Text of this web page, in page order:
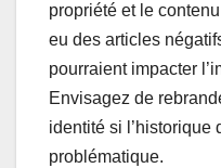
propriété et le
eu des articles
pourraient impacter
Envisagez de
identité si l’historique
problématique.